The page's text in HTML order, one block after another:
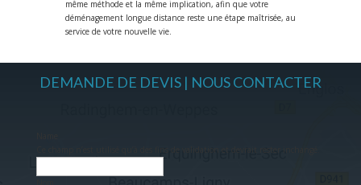
même méthode et la même implication, afin que votre
déménagement longue distance reste une étape maîtrisée, au
service de votre nouvelle vie.
DEMANDE DE DEVIS | NOUS CONTACTER